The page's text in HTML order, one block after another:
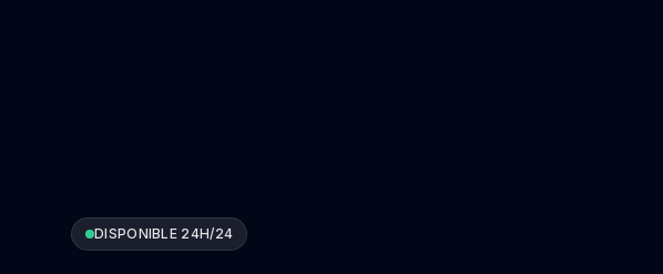
DISPONIBLE 24H/24